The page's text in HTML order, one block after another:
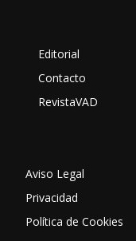
Editorial
Contacto
RevistaVAD
Aviso Legal
Privacidad
Política de Cookies